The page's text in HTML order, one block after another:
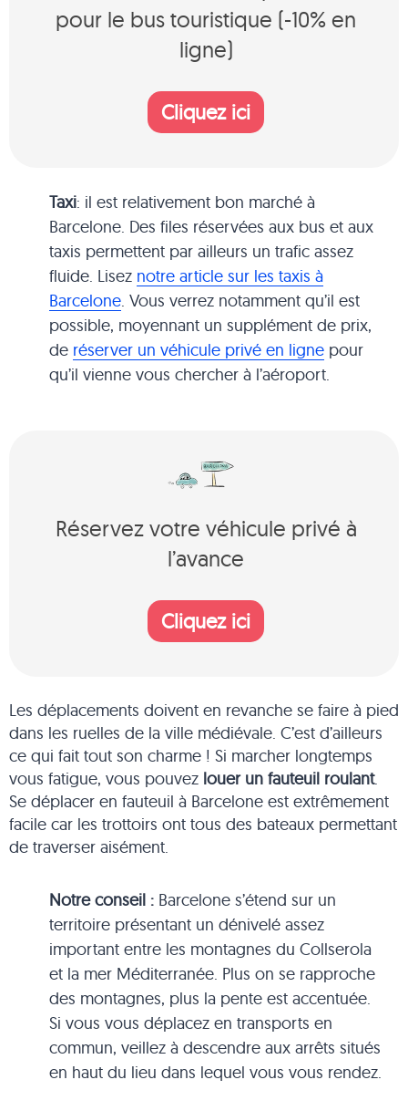
pour le bus touristique (-10% en
ligne)
Cliquez ici
Taxi: il est relativement bon marché à
Barcelone. Des files réservées aux bus et aux
taxis permettent par ailleurs un trafic assez
fluide. Lisez notre article sur les taxis à
Barcelone. Vous verrez notamment qu’il est
possible, moyennant un supplément de prix,
de réserver un véhicule privé en ligne pour
qu’il vienne vous chercher à l’aéroport.
Réservez votre véhicule privé à
l’avance
Cliquez ici
Les déplacements doivent en revanche se faire à pied
dans les ruelles de la ville médiévale. C’est d’ailleurs
ce qui fait tout son charme ! Si marcher longtemps
vous fatigue, vous pouvez louer un fauteuil roulant.
Se déplacer en fauteuil à Barcelone est extrêmement
facile car les trottoirs ont tous des bateaux permettant
de traverser aisément.
Notre conseil : Barcelone s’étend sur un
territoire présentant un dénivelé assez
important entre les montagnes du Collserola
et la mer Méditerranée. Plus on se rapproche
des montagnes, plus la pente est accentuée.
Si vous vous déplacez en transports en
commun, veillez à descendre aux arrêts situés
en haut du lieu dans lequel vous vous rendez.